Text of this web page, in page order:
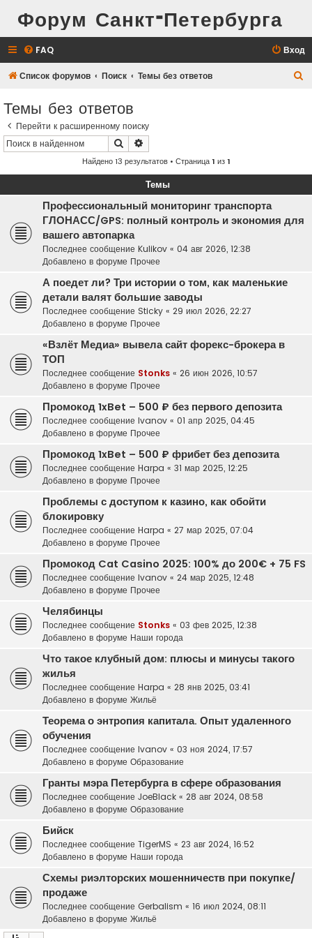
Форум Санкт-Петербурга
FAQ Вход
Список форумов Поиск Темы без ответов
Темы без ответов
Перейти к расширенному поиску
Поиск
Найдено 13 результатов • Страница1 из1
Темы
Профессиональный мониторинг транспорта
ГЛОНАСС/GPS: полный контроль и экономия для
вашего автопарка
Последнее сообщение Kulikov « 04 авг 2026, 12:38
Добавлено в форуме Прочее
А поедет ли? Три истории о том, как маленькие
детали валят большие заводы
Последнее сообщение Sticky « 29 июл 2026, 22:27
Добавлено в форуме Прочее
«Взлёт Медиа» вывела сайт форекс-брокера в
ТОП
Последнее сообщение Stonks « 26 июн 2026, 10:57
Добавлено в форуме Прочее
Промокод 1xBet – 500 ₽ без первого депозита
Последнее сообщение Ivanov « 01 апр 2025, 04:45
Добавлено в форуме Прочее
Промокод 1xBet – 500 ₽ фрибет без депозита
Последнее сообщение Harpa « 31 мар 2025, 12:25
Добавлено в форуме Прочее
Проблемы с доступом к казино, как обойти
блокировку
Последнее сообщение Harpa « 27 мар 2025, 07:04
Добавлено в форуме Прочее
Промокод Cat Casino 2025: 100% до 200€ + 75 FS
Последнее сообщение Ivanov « 24 мар 2025, 12:48
Добавлено в форуме Прочее
Челябинцы
Последнее сообщение Stonks « 03 фев 2025, 12:38
Добавлено в форуме Наши города
Что такое клубный дом: плюсы и минусы такого
жилья
Последнее сообщение Harpa « 28 янв 2025, 03:41
Добавлено в форуме Жильё
Теорема о энтропия капитала. Опыт удаленного
обучения
Последнее сообщение Ivanov « 03 ноя 2024, 17:57
Добавлено в форуме Образование
Гранты мэра Петербурга в сфере образования
Последнее сообщение JoeBlack « 28 авг 2024, 08:58
Добавлено в форуме Образование
Бийск
Последнее сообщение TigerMS « 23 авг 2024, 16:52
Добавлено в форуме Наши города
Схемы риэлторских мошенничеств при покупке/
продаже
Последнее сообщение Gerbalism « 16 июл 2024, 08:11
Добавлено в форуме Жильё